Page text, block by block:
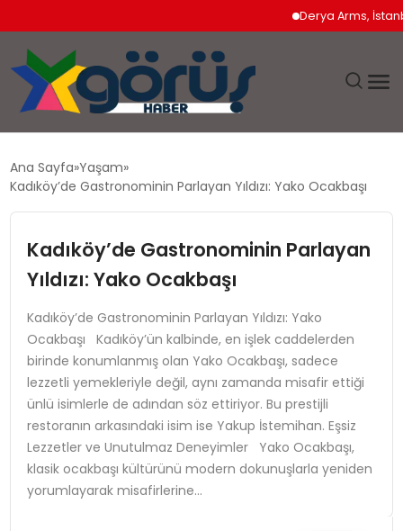
Derya Arms, İstanbul
GÜNDEM
SAĞLIK
SPOR
TEKNOLOJI
YAŞAM
Ana Sayfa Yaşam
Kadıköy’de Gastronominin Parlayan Yıldızı: Yako Ocakbaşı
Kadıköy’de Gastronominin Parlayan
Yıldızı: Yako Ocakbaşı
Kadıköy’de Gastronominin Parlayan Yıldızı: Yako
Ocakbaşı Kadıköy’ün kalbinde, en işlek caddelerden
birinde konumlanmış olan Yako Ocakbaşı, sadece
lezzetli yemekleriyle değil, aynı zamanda misafir ettiği
ünlü isimlerle de adından söz ettiriyor. Bu prestijli
restoranın arkasındaki isim ise Yakup İstemihan. Eşsiz
Lezzetler ve Unutulmaz Deneyimler Yako Ocakbaşı,
klasik ocakbaşı kültürünü modern dokunuşlarla yeniden
yorumlayarak misafirlerine…